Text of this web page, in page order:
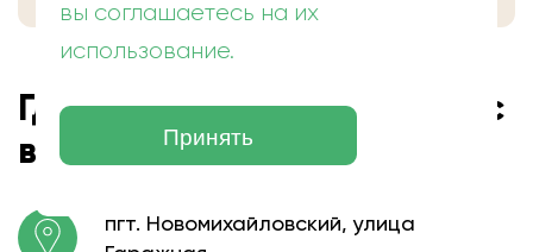
Где находится скупка волос
в Новомихайловском
пгт. Новомихайловский, улица
вы соглашаетесь на их
использование.
Принять